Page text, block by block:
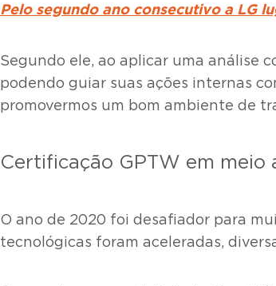
Pelo segundo ano consecutivo a LG
Segundo ele, ao aplicar uma análise
podendo guiar suas ações internas
promovermos um bom ambiente de
Certificação GPTW em meio
O ano de 2020 foi desafiador para
tecnológicas foram aceleradas,